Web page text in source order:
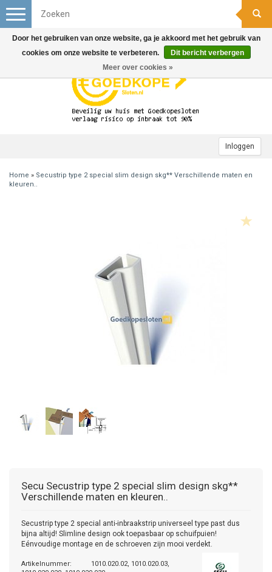
Inloggen
Toggle
navigation
Home » Secustrip type 2 special slim design skg** Verschillende maten en
kleuren..
Secu Secustrip type 2 special slim design skg**
Verschillende maten en kleuren..
Secustrip type 2 special anti-inbraakstrip universeel type past dus
bijna altijd! Slimline design ook toepasbaar op schuifpuien!
Eénvoudige montage en de schroeven zijn mooi verdekt.
Artikelnummer:
1010.020.02, 1010.020.03,
Door het gebruiken van onze website, ga je akkoord met het gebruik van
cookies om onze website te verbeteren.
Dit bericht verbergen
Meer over cookies »